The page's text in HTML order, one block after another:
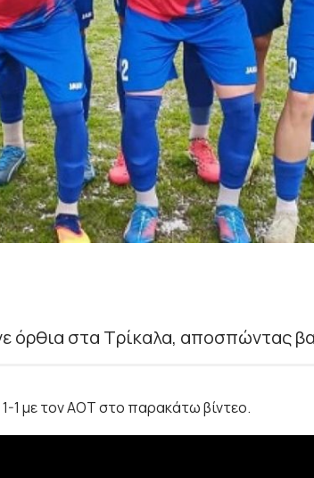
όρθια στα Τρίκαλα, αποσπώντας
1 με τον ΑΟΤ στο παρακάτω βίντεο.